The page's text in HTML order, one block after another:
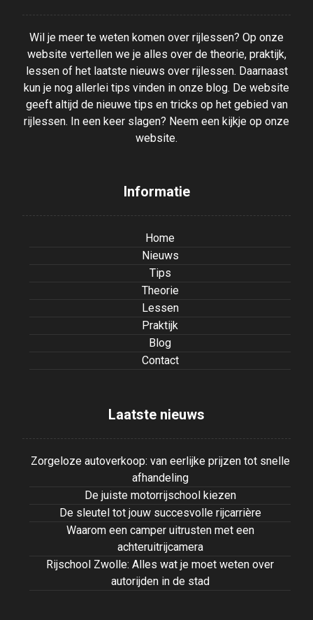
Wil je meer te weten komen over rijlessen? Op onze
website vertellen we je alles over de theorie, praktijk,
lessen of het laatste nieuws over rijlessen. Daarnaast
kun je nog allerlei tips vinden in onze blog. De website
geeft altijd de nieuwe tips en tricks op het gebied van
rijlessen. In een keer slagen? Neem een kijkje op onze
website.
Informatie
Home
Nieuws
Tips
Theorie
Lessen
Praktijk
Blog
Contact
Laatste nieuws
Zorgeloze autoverkoop: van eerlijke prijzen tot snelle
afhandeling
De juiste motorrijschool kiezen
De sleutel tot jouw succesvolle rijcarrière
Waarom een camper uitrusten met een
achteruitrijcamera
Rijschool Zwolle: Alles wat je moet weten over
autorijden in de stad